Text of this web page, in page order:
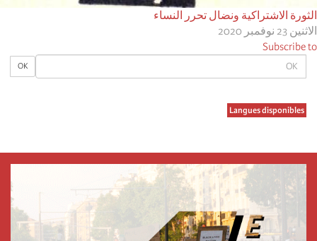
OK
OK
Langues disponibles
الثورة الاشتراكية ونضال تحرر النساء
الاثنين 23 نوفمبر 2020
Subscribe to